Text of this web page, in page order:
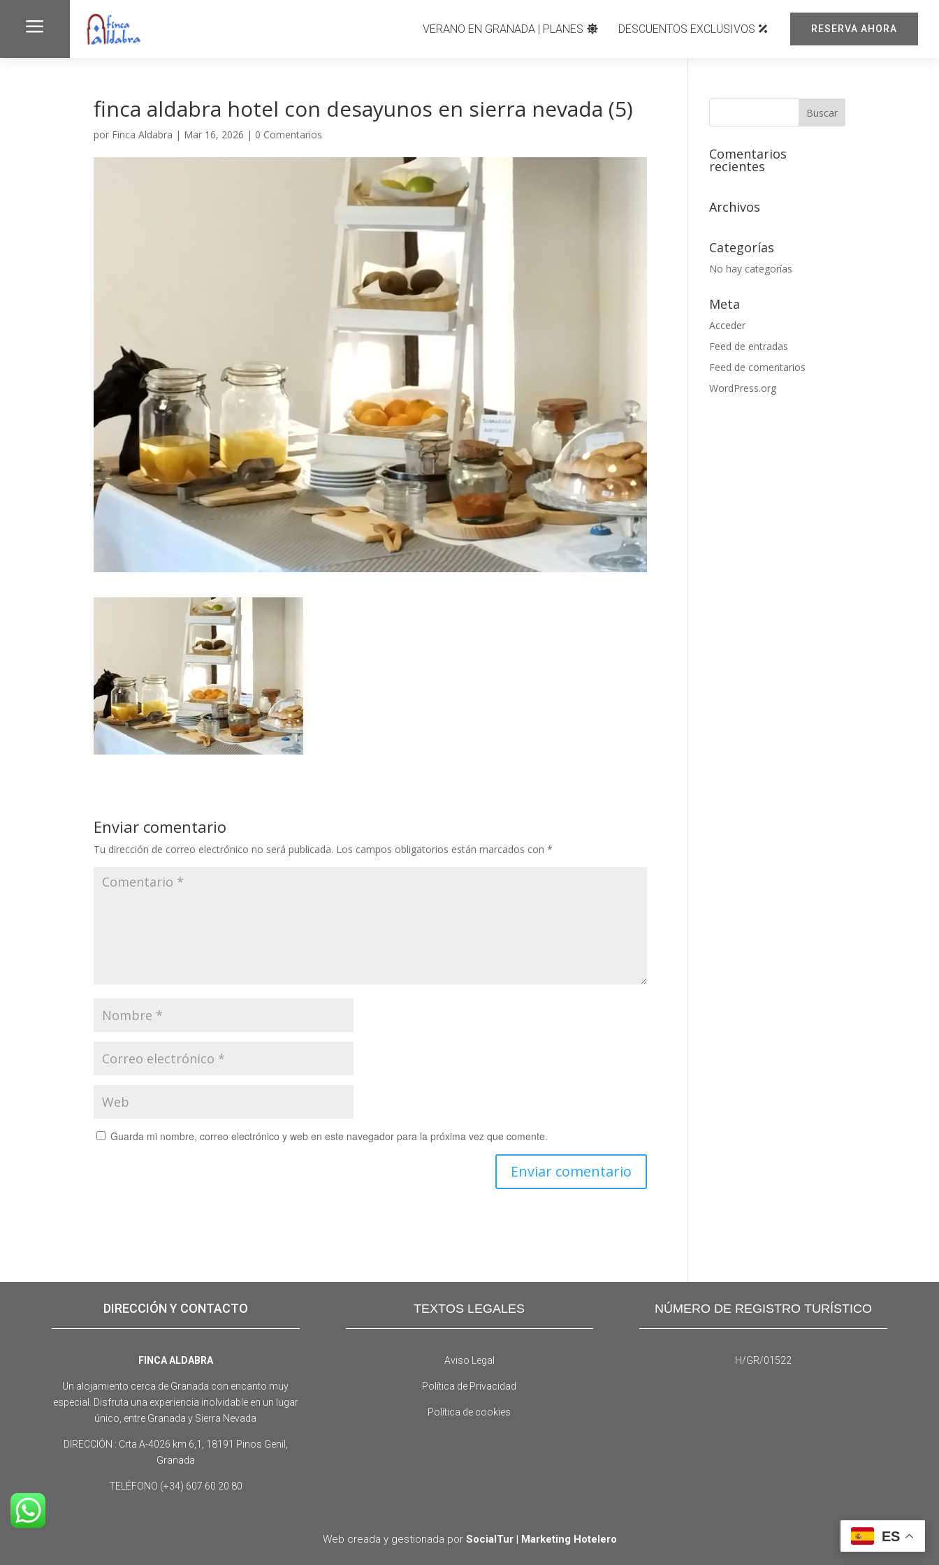
a VERANO EN GRANADA | PLANES DESCUENTOS EXCLUSIVOS RESERVA AHORA
finca aldabra hotel con desayunos en sierra nevada (5)
por Finca Aldabra | Mar 16, 2026 | 0 Comentarios
Enviar comentario
Tu dirección de correo electrónico no será publicada. Los campos obligatorios están marcados con*
Guarda mi nombre, correo electrónico y web en este navegador para la próxima vez que comente.
Comentarios
recientes
Archivos
Categorías
No hay categorías
Meta
Acceder
Feed de entradas
Feed de comentarios
WordPress.org
DIRECCIÓN Y CONTACTO
FINCA ALDABRA
Un alojamiento cerca de Granada con encanto muy
especial. Disfruta una experiencia inolvidable en un lugar
único, entre Granada y Sierra Nevada
DIRECCIÓN : Crta A-4026 km 6,1, 18191 Pinos Genil,
Granada
TELÉFONO (+34) 607 60 20 80
TEXTOS LEGALES
Aviso Legal
Política de Privacidad
Política de cookies
NÚMERO DE REGISTRO TURÍSTICO
H/GR/01522
Web creada y gestionada por SocialTur | Marketing Hotelero ES